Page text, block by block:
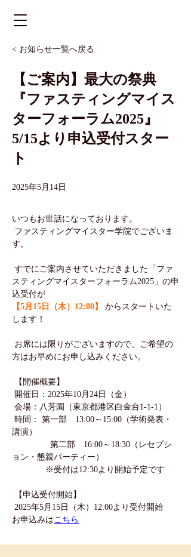
< お知らせ一覧へ戻る
【ご案内】最大の祭典
『ファスティングマイス
ターフォーラム2025』
5/15より申込受付スター
ト
2025年5月14日
いつもお世話になっております。
す。
スティングマイスターフォーラム2025」の申
込受付が
【5月15日（木）12:00】
からスタートいた
します！
方はお早めにお申し込みください。
【開催概要】
開催日：2025年10月24日（金）
会場：八芳園（東京都港区白金台1-1-1）
講演）
第二部　16:00～18:30（レセプシ
ョン・懇親パーティー）
※受付は12:30より開始予定です
【申込受付開始】
2025年5月15日（木）12:00より受付開始
お申込みはこちら